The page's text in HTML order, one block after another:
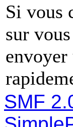
Si vous
sur
envoyer
SMF